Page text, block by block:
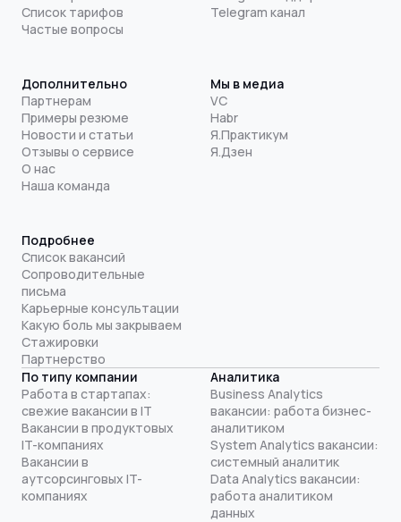
Список тарифов
Частые вопросы
Telegram канал
Дополнительно
Партнерам
Примеры резюме
Новости и статьи
Отзывы о сервисе
О нас
Наша команда
Мы в медиа
VC
Habr
Я.Практикум
Я.Дзен
Подробнее
Список вакансий
Сопроводительные
письма
Карьерные консультации
Какую боль мы закрываем
Стажировки
Партнерство
По типу компании
Работа в стартапах:
свежие вакансии в IT
Вакансии в продуктовых
IT-компаниях
Вакансии в
аутсорсинговых IT-
компаниях
Аналитика
Business Analytics
вакансии: работа бизнес-
аналитиком
System Analytics вакансии:
системный аналитик
Data Analytics вакансии:
работа аналитиком
данных